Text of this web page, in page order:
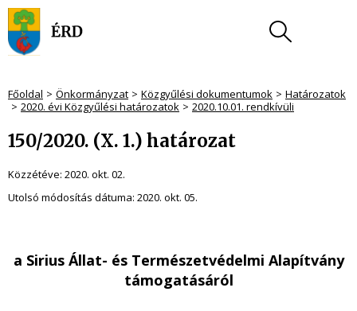
Főoldal Önkormányzat Közgyűlési dokumentumok
Határozatok
2020. évi Közgyűlési határozatok
2020.10.01. rendkívüli
150/2020. (X. 1.) határozat
Közzétéve: 2020. okt. 02.
Utolsó módosítás dátuma: 2020. okt. 05.
a Sirius Állat- és Természetvédelmi Alapítvány
támogatásáról